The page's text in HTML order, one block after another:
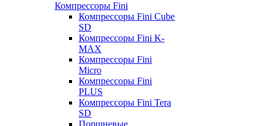
Компрессоры Fini
Компрессоры Fini Cube
SD
Компрессоры Fini K-
MAX
Компрессоры Fini
Micro
Компрессоры Fini
PLUS
Компрессоры Fini Tera
SD
Поршневые